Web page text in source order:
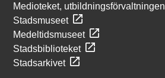
Medioteket, utbildningsförvaltningen
Stadsmuseet
Medeltidsmuseet
Stadsbiblioteket
Stadsarkivet